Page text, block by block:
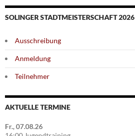
SOLINGER STADTMEISTERSCHAFT 2026
Ausschreibung
Anmeldung
Teilnehmer
AKTUELLE TERMINE
Fr., 07.08.26